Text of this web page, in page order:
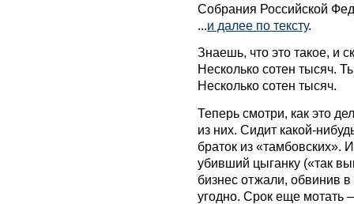
Собрания Российской
...и далее по тексту.
Знаешь, что это такое, и
Несколько сотен тысяч.
Несколько сотен тысяч.
Теперь смотри, как это
из них. Сидит какой-
браток из «тамбовских».
убивший цыганку («так
бизнес отжали, обвинив
угодно. Срок еще мотать